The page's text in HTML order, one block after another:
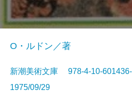
O・ルドン／著
新潮美術文庫 978-4-10-
1975/09/29